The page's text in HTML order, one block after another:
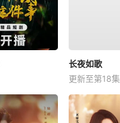
长夜如歌
更新至第18集